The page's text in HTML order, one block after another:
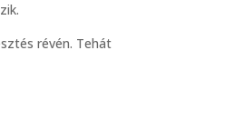
révén. Tehát